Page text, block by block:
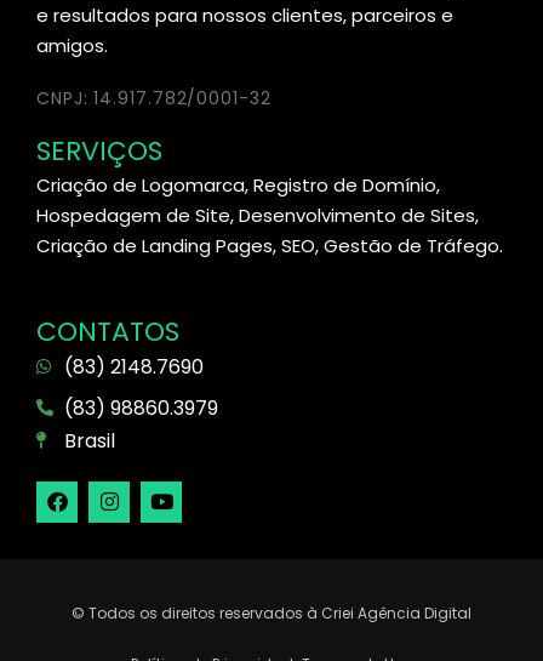
e resultados para nossos clientes, parceiros e
amigos.
CNPJ: 14.917.782/0001-32
SERVIÇOS
Criação de Logomarca, Registro de Domínio,
Hospedagem de Site, Desenvolvimento de Sites,
Criação de Landing Pages, SEO, Gestão de Tráfego.
CONTATOS
(83) 2148.7690
(83) 98860.3979
Brasil
© Todos os direitos reservados à Criei Agência Digital